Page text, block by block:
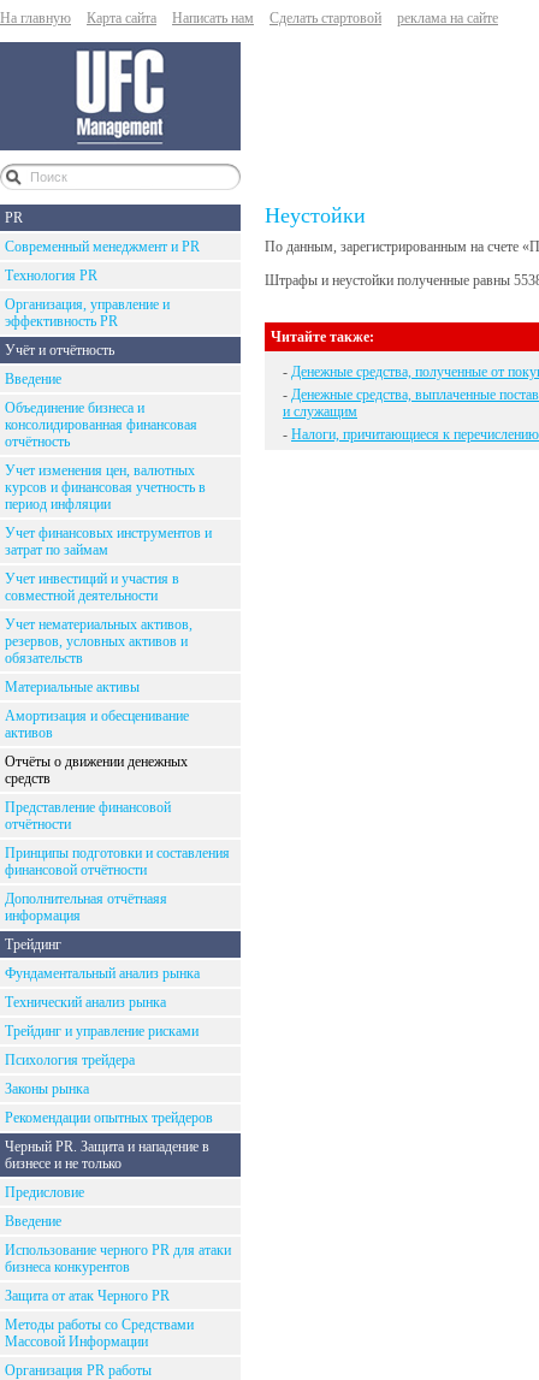
На главную Карта сайта Написать нам Сделать стартовой реклама на сайте
PR
Современный менеджмент и PR
Технология PR
Организация, управление и
эффективность PR
Учёт и отчётность
Введение
Объединение бизнеса и
консолидированная финансовая
отчётность
Учет изменения цен, валютных
курсов и финансовая учетность в
период инфляции
Учет финансовых инструментов и
затрат по займам
Учет инвестиций и участия в
совместной деятельности
Учет нематериальных активов,
резервов, условных активов и
обязательств
Материальные активы
Амортизация и обесценивание
активов
Отчёты о движении денежных
средств
Представление финансовой
отчётности
Принципы подготовки и составления
финансовой отчётности
Дополнительная отчётнаяя
информация
Трейдинг
Фундаментальный анализ рынка
Технический анализ рынка
Трейдинг и управление рисками
Психология трейдера
Законы рынка
Рекомендации опытных трейдеров
Черный PR. Защита и нападение в
бизнесе и не только
Предисловие
Введение
Использование черного PR для атаки
бизнеса конкурентов
Защита от атак Черного PR
Методы работы со Средствами
Массовой Информации
Организация PR работы
Неустойки
По данным, зарегистрированным на счете
Штрафы и неустойки полученные равны
Читайте также:
- Денежные средства, полученные от
- Денежные средства, выплаченные
и служащим
- Налоги, причитающиеся к